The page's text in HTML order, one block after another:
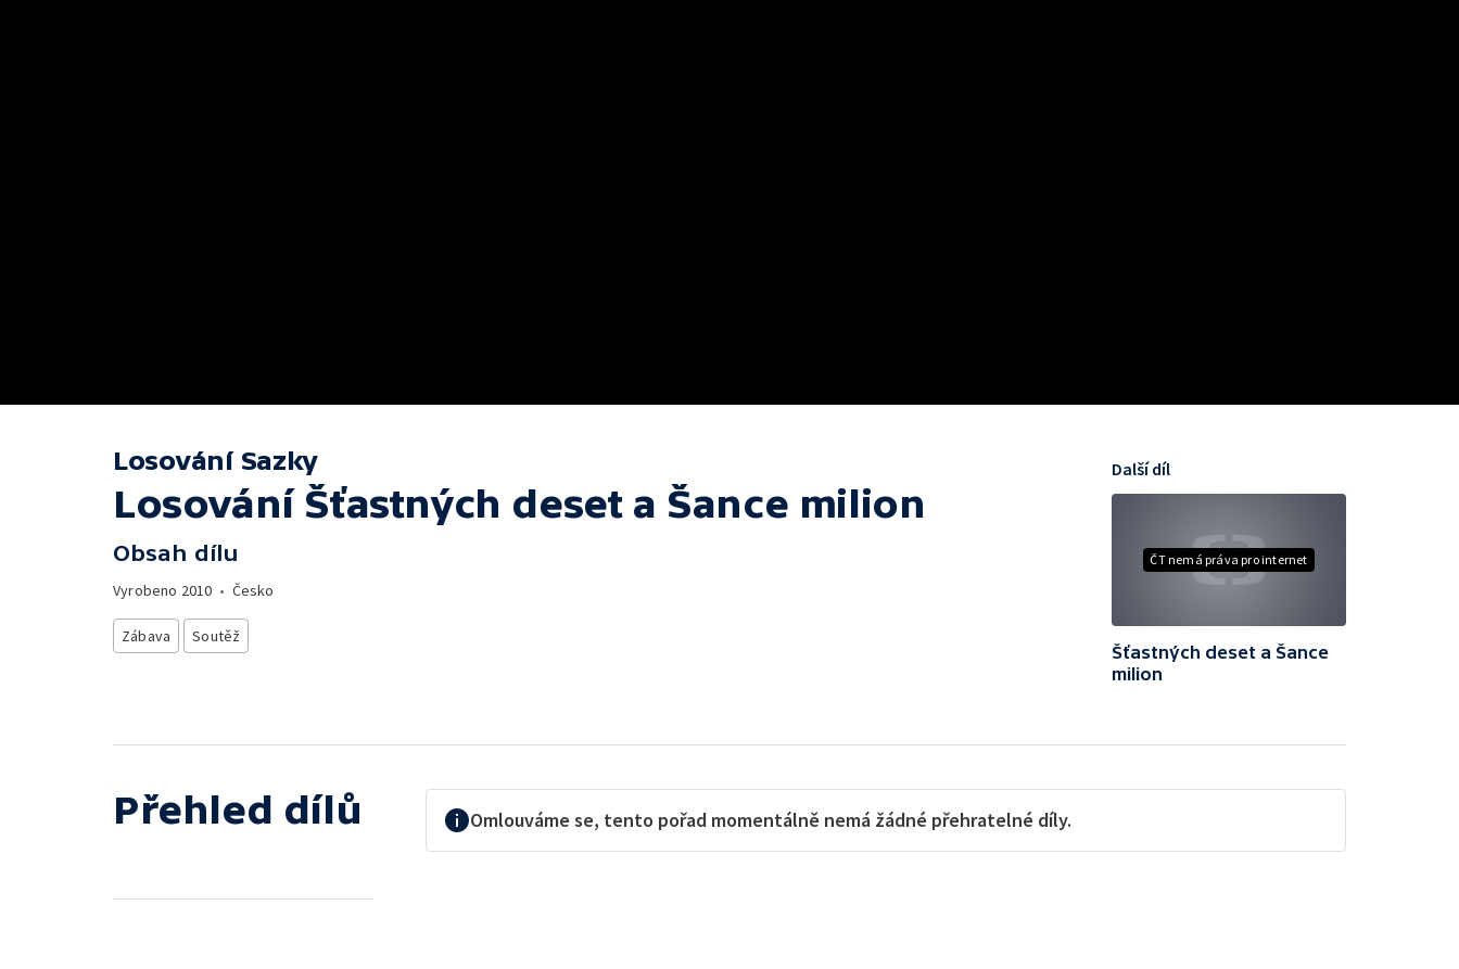
Losování Sazky
Losování Šťastných deset a Šance milion
Obsah dílu
Vyrobeno 2010 • Česko
Zábava Soutěž
ČT nemá práva pro internet
Další díl
Šťastných deset a Šance
milion
Přehled dílů Omlouváme se, tento pořad momentálně nemá žádné přehratelné díly.